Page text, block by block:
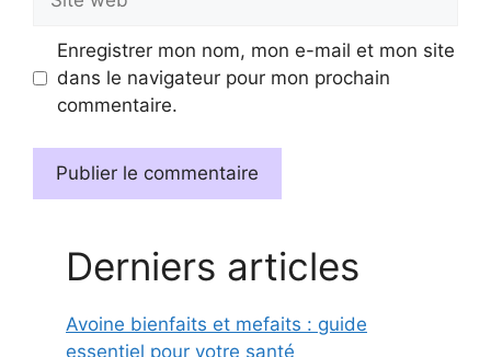
web
Enregistrer mon nom, mon e-mail et mon site
dans le navigateur pour mon prochain
commentaire.
Derniers articles
Avoine bienfaits et mefaits : guide
essentiel pour votre santé